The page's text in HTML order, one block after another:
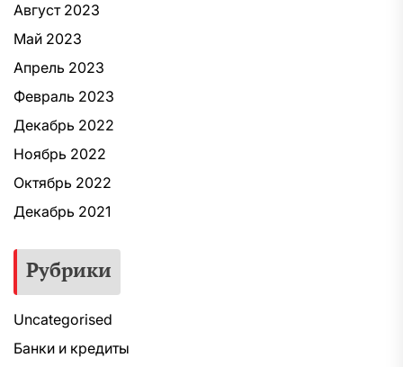
Август 2023
Май 2023
Апрель 2023
Февраль 2023
Декабрь 2022
Ноябрь 2022
Октябрь 2022
Декабрь 2021
Рубрики
Uncategorised
Банки и кредиты